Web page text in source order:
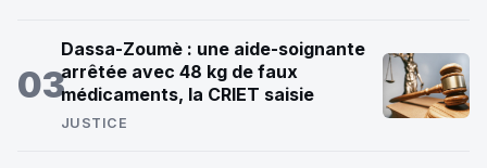
03
Dassa-Zoumè : une aide-soignante
arrêtée avec 48 kg de faux
médicaments, la CRIET saisie
JUSTICE